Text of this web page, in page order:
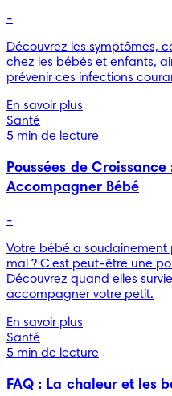
-
Découvrez les symptômes,
chez les bébés et enfants,
prévenir ces infections
En savoir plus
Santé
5 min de lecture
Poussées de
Accompagner Bébé
-
Votre bébé a
mal ? C'est peut-être une
Découvrez quand elles
accompagner votre petit.
En savoir plus
Santé
5 min de lecture
FAQ : La chaleur et les